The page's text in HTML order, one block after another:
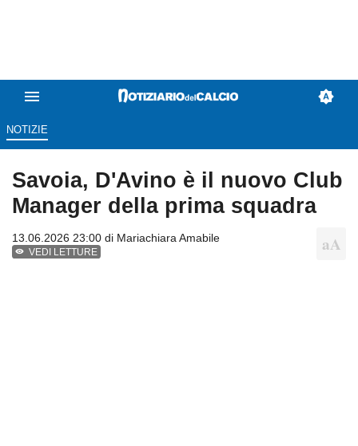
NOTIZIE
Savoia, D'Avino è il nuovo Club
Manager della prima squadra
13.06.2026 23:00 di Mariachiara Amabile
VEDI LETTURE